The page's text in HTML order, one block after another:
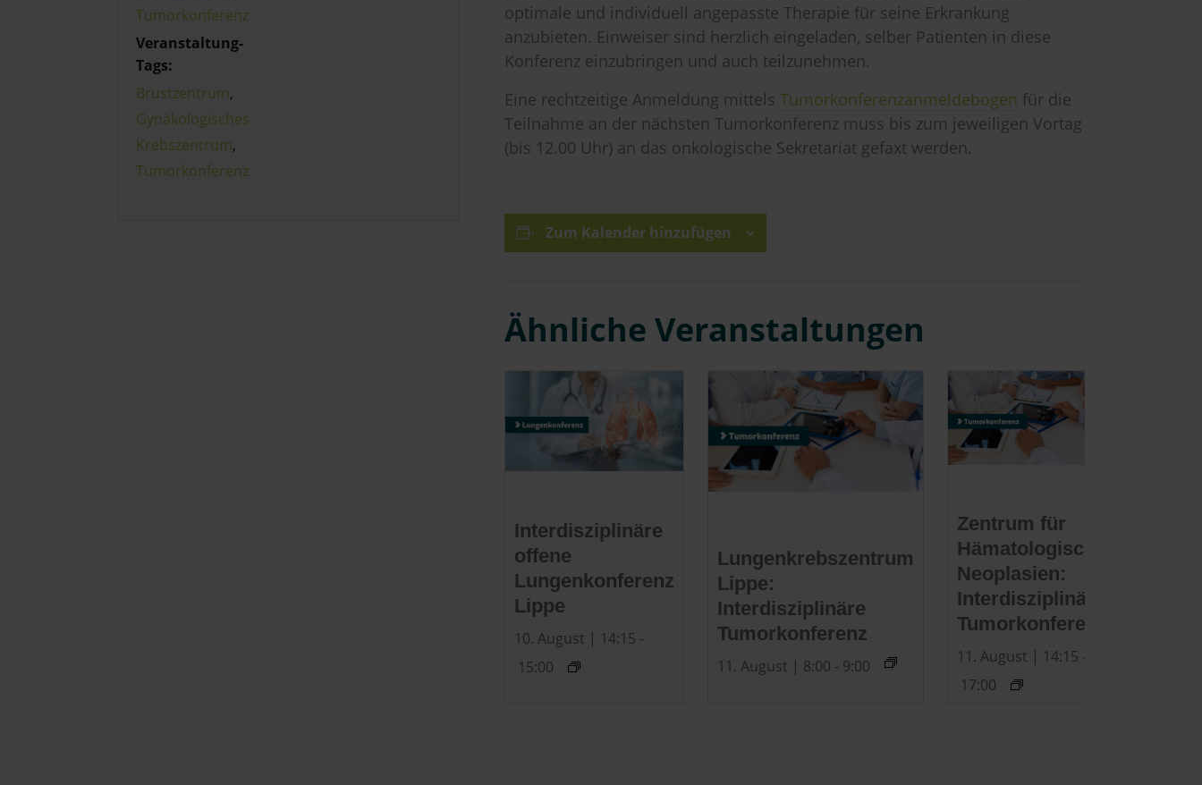
optimale und individuell angepasste Therapie für seine Erkrankung
anzubieten. Einweiser sind herzlich eingeladen, selber Patienten in diese
Konferenz einzubringen und auch teilzunehmen.
Eine rechtzeitige Anmeldung mittels Tumorkonferenzanmeldebogen für die
Teilnahme an der nächsten Tumorkonferenz muss bis zum jeweiligen Vortag
(bis 12.00 Uhr) an das onkologische Sekretariat gefaxt werden.
Zum Kalender hinzufügen
Ähnliche Veranstaltungen
Interdisziplinäre
offene
Lungenkonferenz
Lippe
10. August | 14:15 -
15:00
Lungenkrebszentrum
Lippe:
Interdisziplinäre
Tumorkonferenz
11. August | 8:00 - 9:00
Zentrum für
Hämatologische
Neoplasien:
Interdisziplinäre
Tumorkonferenz
11. August | 14:15 -
17:00
Tumorkonferenz
Veranstaltung-
Tags:
Brustzentrum,
Gynäkologisches
Krebszentrum,
Tumorkonferenz